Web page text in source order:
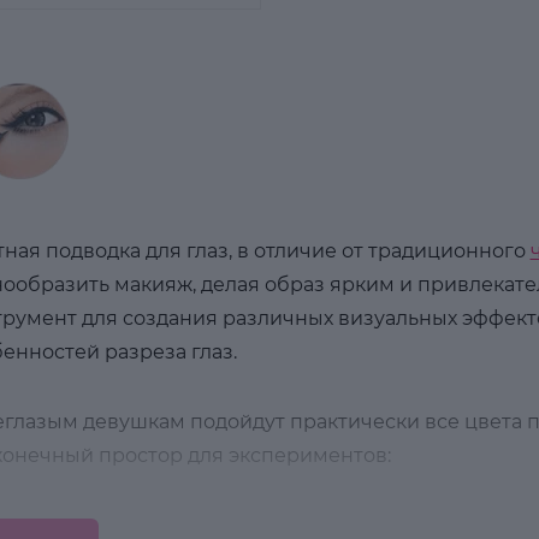
подводка для глаз, в отличие от традиционного
макияж, делая образ ярким и
для создания различных визуальных
разреза глаз.
девушкам подойдут практически все цвета
простор для экспериментов:
Коричневый лайнер